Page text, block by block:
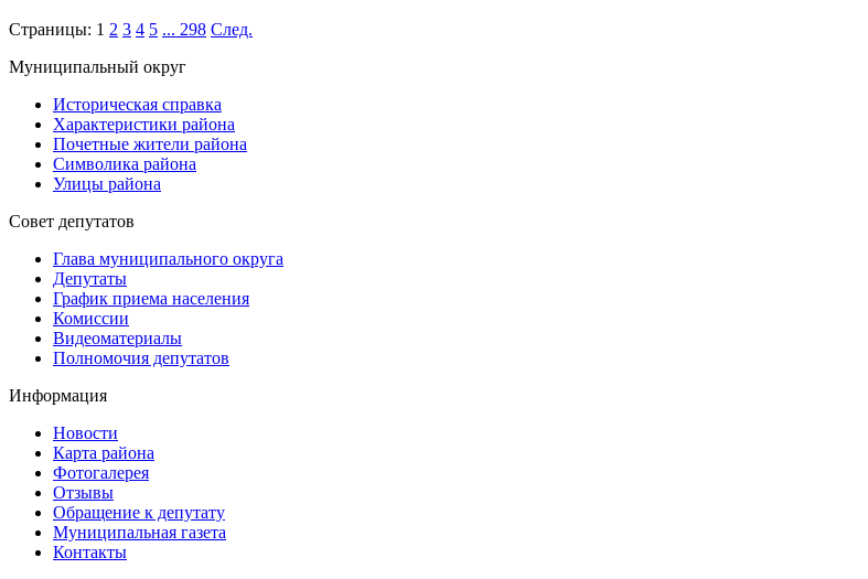
Страницы: 1 2 3 4 5 ... 298 След.
Муниципальный округ
Историческая справка
Характеристики района
Почетные жители района
Символика района
Улицы района
Совет депутатов
Глава муниципального округа
Депутаты
График приема населения
Комиссии
Видеоматериалы
Полномочия депутатов
Информация
Новости
Карта района
Фотогалерея
Отзывы
Обращение к депутату
Муниципальная газета
Контакты